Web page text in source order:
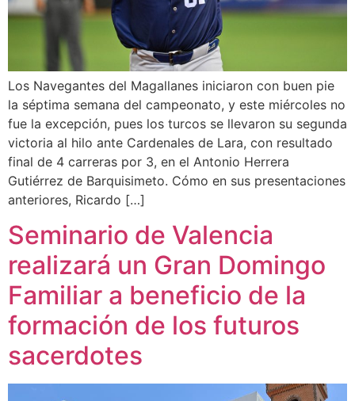
Los Navegantes del Magallanes iniciaron con buen pie
la séptima semana del campeonato, y este miércoles no
fue la excepción, pues los turcos se llevaron su segunda
victoria al hilo ante Cardenales de Lara, con resultado
final de 4 carreras por 3, en el Antonio Herrera
Gutiérrez de Barquisimeto. Cómo en sus presentaciones
anteriores, Ricardo […]
Seminario de Valencia
realizará un Gran Domingo
Familiar a beneficio de la
formación de los futuros
sacerdotes